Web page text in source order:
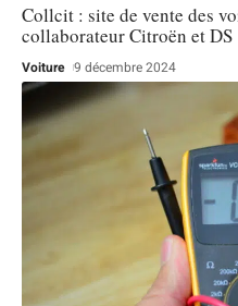
Collcit : site de vente des
collaborateur Citroën et DS
Voiture 9 décembre 2024